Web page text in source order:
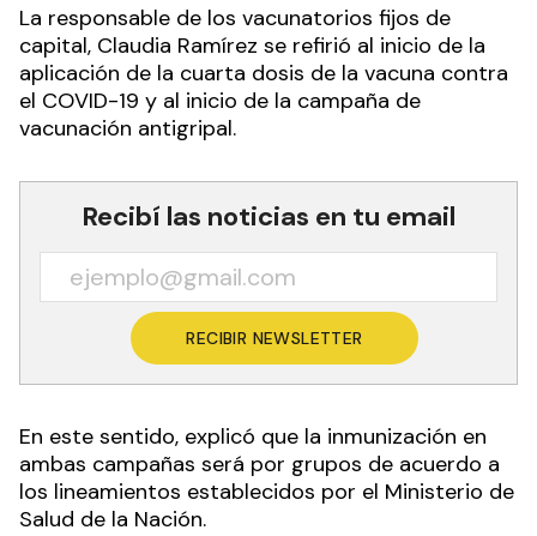
La responsable de los vacunatorios fijos de
capital, Claudia Ramírez se refirió al inicio de la
aplicación de la cuarta dosis de la vacuna contra
el COVID-19 y al inicio de la campaña de
vacunación antigripal.
Recibí las noticias en tu email
RECIBIR NEWSLETTER
En este sentido, explicó que la inmunización en
ambas campañas será por grupos de acuerdo a
los lineamientos establecidos por el Ministerio de
Salud de la Nación.